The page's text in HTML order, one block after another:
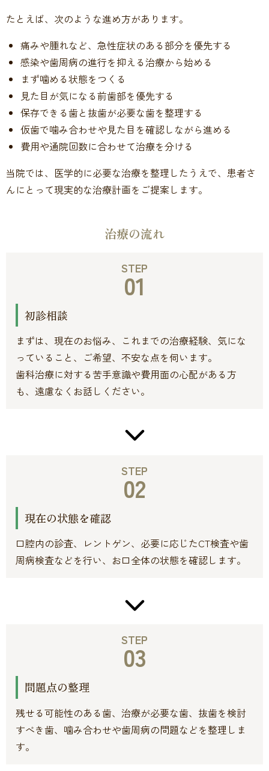
たとえば、次のような進め方があります。
痛みや腫れなど、急性症状のある部分を優先する
感染や歯周病の進行を抑える治療から始める
まず噛める状態をつくる
見た目が気になる前歯部を優先する
保存できる歯と抜歯が必要な歯を整理する
仮歯で噛み合わせや見た目を確認しながら進める
費用や通院回数に合わせて治療を分ける
当院では、医学的に必要な治療を整理したうえで、患者さ
んにとって現実的な治療計画をご提案します。
治療の流れ
STEP
01
初診相談
まずは、現在のお悩み、これまでの治療経験、気にな
っていること、ご希望、不安な点を伺います。
歯科治療に対する苦手意識や費用面の心配がある方
も、遠慮なくお話しください。
STEP
02
現在の状態を確認
口腔内の診査、レントゲン、必要に応じたCT検査や歯
周病検査などを行い、お口全体の状態を確認します。
STEP
03
問題点の整理
残せる可能性のある歯、治療が必要な歯、抜歯を検討
すべき歯、噛み合わせや歯周病の問題などを整理しま
す。